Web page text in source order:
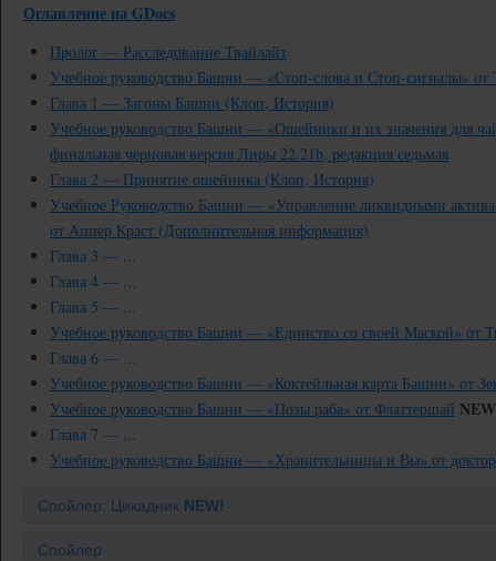
Оглавление на GDocs
Пролог — Расследование Твайлайт
Учебное руководство Башни — «Стоп-слова и Стоп-сигналы» от
Глава 1 — Загоны Башни (Клоп, История)
Учебное руководство Башни — «Ошейники и их значения для
финальная черновая версия Лиры 22.21b, редакция седьмая
Глава 2 — Принятие ошейника (Клоп, История)
Учебное Руководство Башни — «Управление ликвидными
от Аппер Краст (Дополнительная информация)
Глава 3 — ...
Глава 4 — ...
Глава 5 — ...
Учебное руководство Башни — «Единство со своей Маской» от
Глава 6 — ...
Учебное руководство Башни — «Коктейльная карта Башни» от
Учебное руководство Башни — «Позы раба» от Флаттершай
Глава 7 — ...
Учебное руководство Башни — «Хранительницы и Вы» от
Спойлер: Цикадник NEW!
Спойлер